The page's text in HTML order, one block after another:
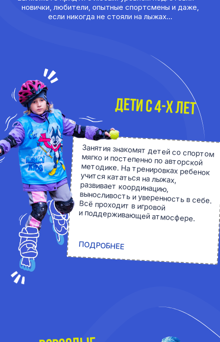
катайся, бегай, развивайся
Запишитесь на пробное занятие от 500 р.
и узнайте как у нас все устроено.
ЗАПИСАТЬСЯ НА ЗАНЯТИЯ
Мыподберем нужную
группу и составимвам
план занятий
обучаем детей